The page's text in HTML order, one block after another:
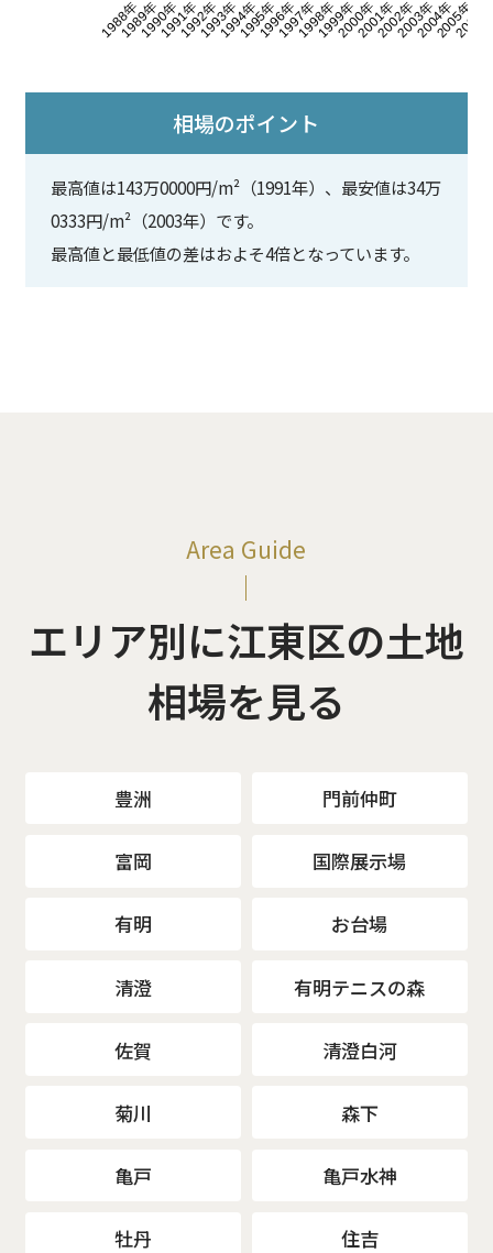
相場のポイント
最高値は143万0000円/m²（1991年）、最安値は34万
0333円/m²（2003年）です。
最高値と最低値の差はおよそ4倍となっています。
Area Guide
エリア別に江東区の土地
相場を見る
豊洲 門前仲町
富岡 国際展示場
有明 お台場
清澄 有明テニスの森
佐賀 清澄白河
菊川 森下
亀戸 亀戸水神
牡丹 住吉